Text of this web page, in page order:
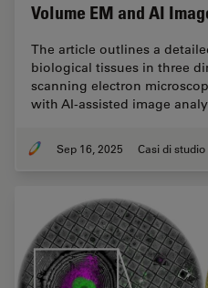
Volume EM and AI
The article outlines a
biological tissues in three
scanning electron
with AI-assisted image
Sep 16, 2025 Casi di studio